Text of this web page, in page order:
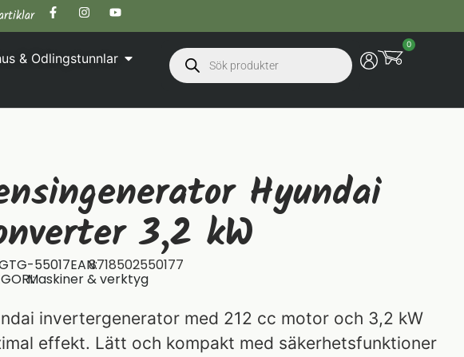
& Odlingstunnlar
0
Hyundai
3,2 kW
55017EAN:8718502550177
Maskiner & verktyg
invertergenerator med 212 cc motor och 3,2 kW
effekt. Lätt och kompakt med säkerhetsfunktioner